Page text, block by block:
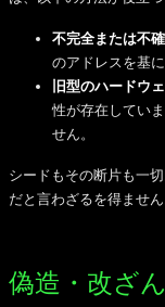
不完全または不確
のアドレスを基
旧型のハードウェ
性が存在してい
せん。
シードもその断片も一
だと言わざるを得ませ
偽造・改ざ